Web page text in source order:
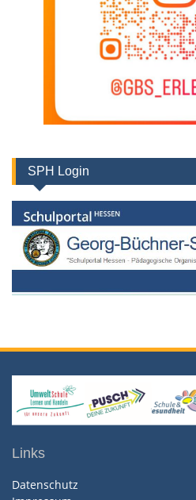
SPH Login
Links
Datenschutz